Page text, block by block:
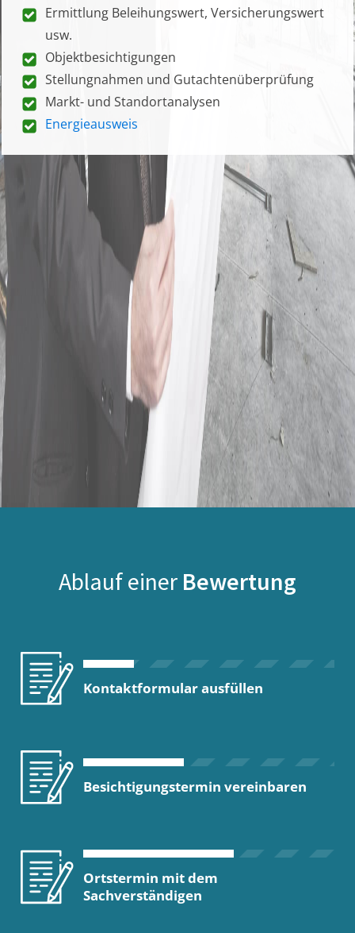
Ermittlung Beleihungswert, Versicherungswert
usw.
Objektbesichtigungen
Stellungnahmen und Gutachtenüberprüfung
Markt- und Standortanalysen
Energieausweis
Ablauf einer Bewertung
Kontaktformular ausfüllen
Besichtigungstermin vereinbaren
Ortstermin mit dem
Sachverständigen